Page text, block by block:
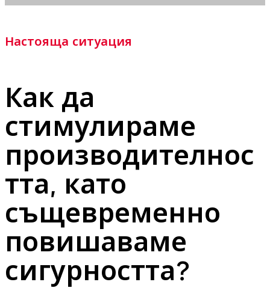
Настояща ситуация
Как да
стимулираме
производителнос
тта, като
същевременно
повишаваме
сигурността?